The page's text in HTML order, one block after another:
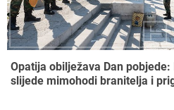
Opatija obilježava Dan
slijede mimohodi branitelja i